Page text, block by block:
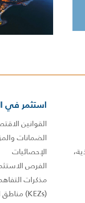
استثمر في
القوانين
الضمانات
الإحصائيات
الفرص
مذكرات
(KEZs) مناطق الكويت الاقتصادية